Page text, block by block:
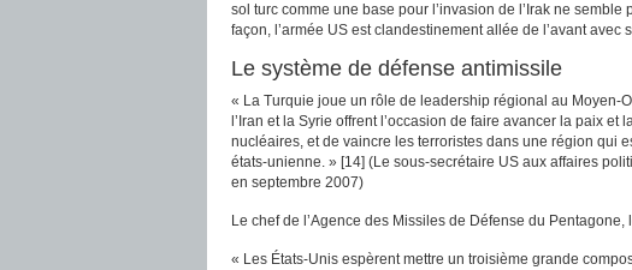
sol turc comme une base pour l’invasion de l’Irak ne
façon, l’armée US est clandestinement allée de l’avant avec
Le système de défense antimissile
« La Turquie joue un rôle de leadership régional au Moyen-
l’Iran et la Syrie offrent l’occasion de faire avancer la paix
nucléaires, et de vaincre les terroristes dans une région qui
états-unienne. » [14] (Le sous-secrétaire US aux affaires
en septembre 2007)
Le chef de l’Agence des Missiles de Défense du
« Les États-Unis espèrent mettre un troisième grande